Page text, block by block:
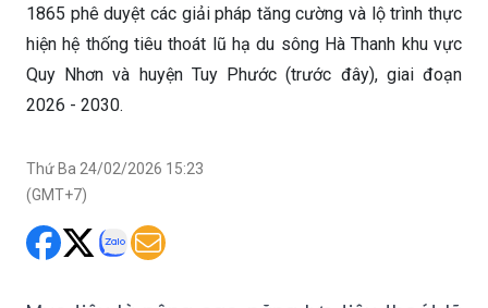
Quy Nhơn và huyện Tuy Phước (trước đây), giai đoạn
2026 - 2030.
Thứ Ba 24/02/2026 15:23
Mục tiêu là nâng cao năng lực tiêu thoát lũ